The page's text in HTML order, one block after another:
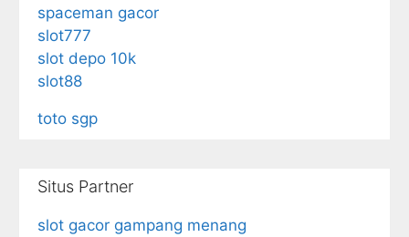
spaceman gacor
slot777
slot depo 10k
slot88
toto sgp
Situs Partner
slot gacor gampang menang